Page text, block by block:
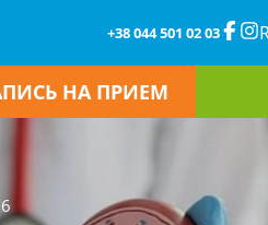
+38 044 501 02 03
НА ПРИЕМ